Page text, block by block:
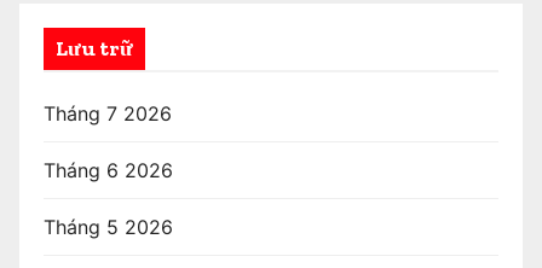
Lưu trữ
Tháng 7 2026
Tháng 6 2026
Tháng 5 2026